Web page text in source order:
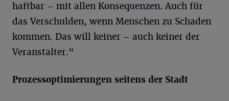
haftbar – mit allen Konsequenzen. Auch für
das Verschulden, wenn Menschen zu Schaden
kommen. Das will keiner – auch keiner der
Veranstalter.“
Prozessoptimierungen seitens der Stadt